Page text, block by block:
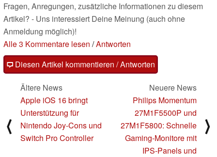
Fragen, Anregungen, zusätzliche Informationen zu diesem
Artikel? - Uns interessiert Deine Meinung (auch ohne
Anmeldung möglich)!
Alle 3 Kommentare lesen /Antworten
Diesen Artikel kommentieren / Antworten
⟨
Ältere News
Apple iOS 16 bringt
Unterstützung für
Nintendo Joy-Cons und
Switch Pro Controller
Neuere News
Philips Momentum
27M1F5500P und
27M1F5800: Schnelle
Gaming-Monitore mit
IPS-Panels und
⟩